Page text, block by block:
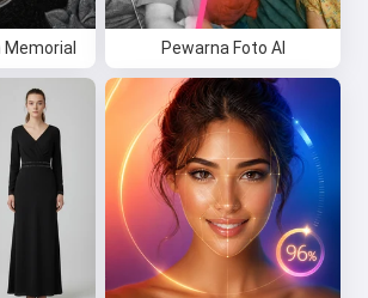
Pewarna Foto AI